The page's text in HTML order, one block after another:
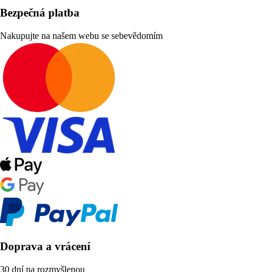
Bezpečná platba
Nakupujte na našem webu se sebevědomím
Doprava a vrácení
30 dní na rozmyšlenou